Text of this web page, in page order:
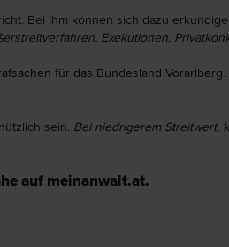
Bei Ihm können sich dazu
Exekutionen,
für das Bundesland
sein. Bei niedrigerem Streitwert,
auf meinanwalt.at.